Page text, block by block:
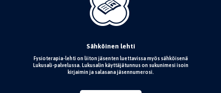
Sähköinen lehti
Fysioterapia-lehti on liiton jäsenten luettavissa myös sähköisenä
Lukusali-palvelussa. Lukusalin käyttäjätunnus on sukunimesi isoin
kirjaimin ja salasana jäsennumerosi.